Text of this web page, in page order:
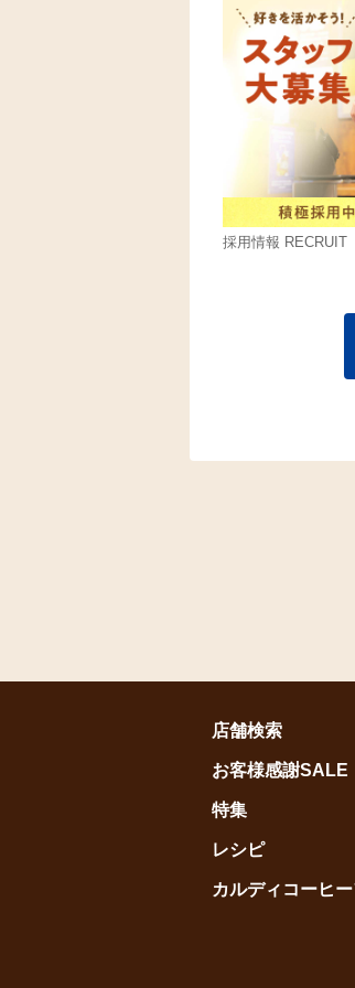
採用情報 RECRUIT
店舗検索
お客様感謝SALE
特集
レシピ
カルディコーヒ